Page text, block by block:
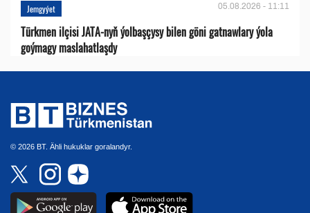
Jemgyýet 05.08.2026 - 11:11
Türkmen ilçisi JATA-nyň ýolbaşçysy bilen göni gatnawlary ýola
goýmagy maslahatlaşdy
© 2026 BT. Ähli hukuklar goralandyr.